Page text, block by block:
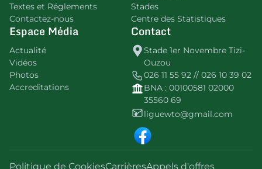
Textes et Réglements
Contactez-nous
Stades
Centre des Statistiques
Espace Média
Actualité
Vidéos
Photos
Accreditations
Contact
Stade 1er Novembre Tizi-
Ouzou
026 11 55 92 // 026 10 39 02
BNA : 00100581 02000
35560 69
liguewto@gmail.com
Politique de CookiesCarrièresAppels d'offres